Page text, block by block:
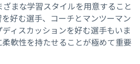
ざまな学習スタイルを用意すること
好む選手、コーチとマンツーマン
ィスカッションを好む選手もいま
軟性を持たせることが極めて重要